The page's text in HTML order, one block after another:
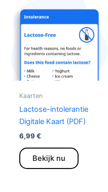
Kaarten
Lactose-intolerantie
Digitale Kaart (PDF)
6,99 €
Bekijk nu
product